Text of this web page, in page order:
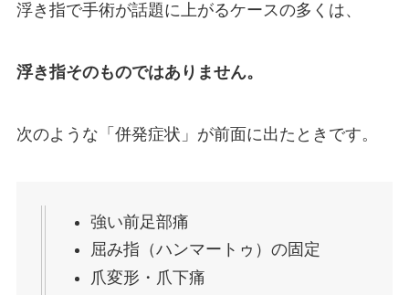
浮き指で手術が話題に上がるケースの多くは、
浮き指そのものではありません。
次のような「併発症状」が前面に出たときです。
強い前足部痛
屈み指（ハンマートゥ）の固定
爪変形・爪下痛